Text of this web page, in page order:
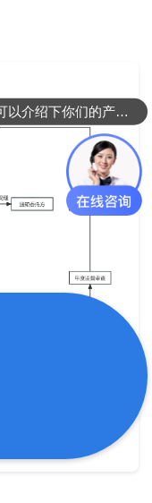
可以介绍下你们的产品么？